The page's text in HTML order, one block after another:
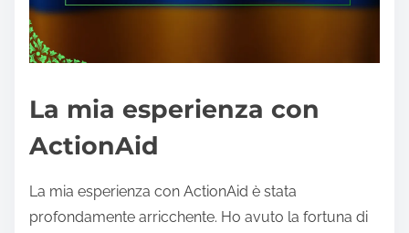
La mia esperienza con
ActionAid
La mia esperienza con ActionAid è stata
profondamente arricchente. Ho avuto la fortuna di